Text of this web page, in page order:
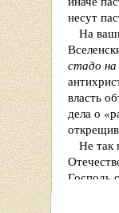
несут
На
стадо на
власть
дела о
Не так
Господь